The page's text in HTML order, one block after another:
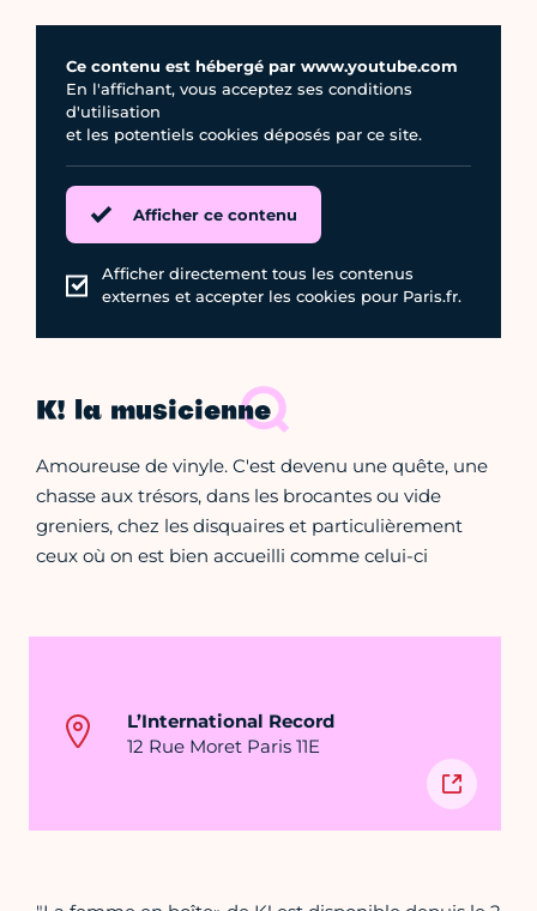
Ce contenu est hébergé par www.youtube.com
En l'affichant, vous acceptez ses conditions
d'utilisation
et les potentiels cookies déposés par ce site.
Afficher ce contenu
Afficher directement tous les contenus
externes et accepter les cookies pour Paris.fr.
K! la musicienne
Amoureuse de vinyle. C'est devenu une quête, une
chasse aux trésors, dans les brocantes ou vide
greniers, chez les disquaires et particulièrement
ceux où on est bien accueilli comme celui-ci
L’International Record
12 Rue Moret Paris 11E